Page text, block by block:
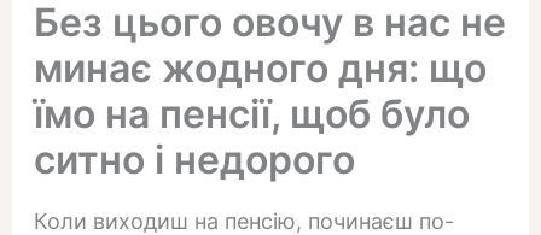
Без цього овочу в нас не
минає жодного дня: що
їмо на пенсії, щоб було
ситно і недорого
Коли виходиш на пенсію, починаєш по-